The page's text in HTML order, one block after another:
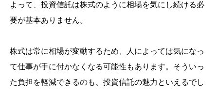
よって、投資信託は株式のように相場を気にし続ける必
要が基本ありません。
株式は常に相場が変動するため、人によっては気になっ
て仕事が手に付かなくなる可能性もあります。そういっ
た負担を軽減できるのも、投資信託の魅力といえるでし